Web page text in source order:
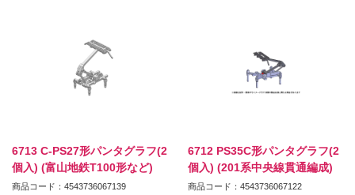
6713 C-PS27形パンタグラフ(2
個入) (富山地鉄T100形など)
商品コード：4543736067139
6712 PS35C形パンタグラフ(2
個入) (201系中央線貫通編成)
商品コード：4543736067122